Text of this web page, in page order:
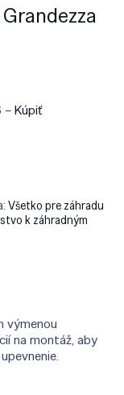
–Kúpiť
Všetko pre záhradu
k záhradným
výmenou
na montáž, aby